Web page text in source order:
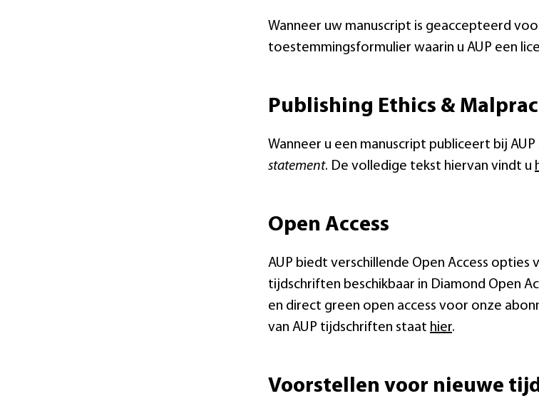
Wanneer uw manuscript is geaccepteerd
toestemmingsformulier waarin u AUP een
Publishing Ethics &
Wanneer u een manuscript publiceert bij
statement. De volledige tekst hiervan vindt u
Open Access
AUP biedt verschillende Open Access
tijdschriften beschikbaar in Diamond Open
en direct green open access voor onze
van AUP tijdschriften staat hier.
Voorstellen voor nieuwe